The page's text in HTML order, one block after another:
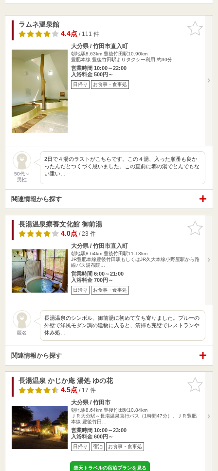
お気に入
りに追加
ラムネ温泉館
4.4点/ 111 件
大分県 / 竹田市直入町
朝地駅8.63km 豊後竹田駅10.90km
豊肥本線 豊後竹田駅よりタクシー利用 約30分
営業時間 10:00～22:00
入浴料金 500円～
日帰り お食事・食事処
50代～
男性
2日で４湯のラストがこちらです。この４湯、入った順番も良か
ったんだとつくづく思いました。この直前に郷の湯でとんでもな
い重い…
関連情報から探す
お気に入
りに追加
長湯温泉療養文化館 御前湯
4.0点/ 23 件
大分県 / 竹田市直入町
朝地駅8.64km 豊後竹田駅11.13km
JR豊肥本線豊後竹田駅もしくはJR久大本線小野屋駅から路
線バス湯布院…
営業時間 6:00～21:00
入浴料金 700円～
日帰り お食事・食事処
匿名
長湯温泉のシンボル、御前湯に初めて立ち寄りました。ブルーの
外壁で洋風モダン調の建物に入ると、清掃も完璧でレストランや
休み処…
関連情報から探す
お気に入
りに追加
長湯温泉 かじか庵 湯処 ゆの花
4.5点/ 17 件
大分県 / 竹田市
朝地駅8.64km 豊後竹田駅10.84km
ＪＲ大分駅～長湯温泉直行バス（1時間47分）、ＪＲ豊肥
本線 豊後竹田…
営業時間 10:00～23:00
入浴料金 600円～
日帰り 宿泊 お食事・食事処
楽天トラベルの宿泊プランを見る